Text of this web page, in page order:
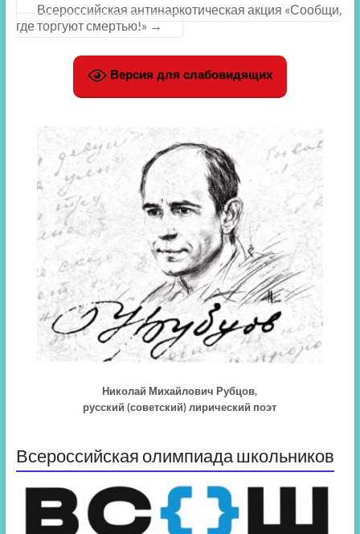
Всероссийская антинаркотическая акция «Сообщи,
где торгуют смертью!» →
Версия для слабовидящих
Николай Михайлович Рубцов,
русский (советский) лирический поэт
Всероссийская олимпиада школьников